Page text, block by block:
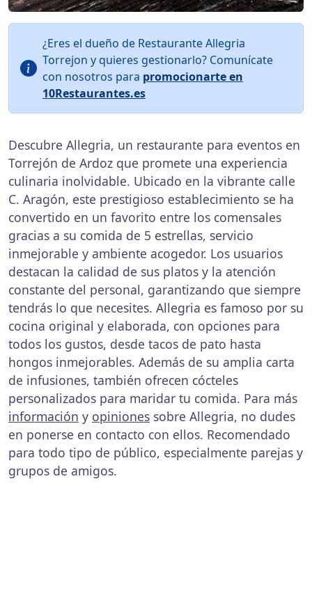
¿Eres el dueño de Restaurante Allegria
Torrejon y quieres gestionarlo? Comunícate
con nosotros para promocionarte en
10Restaurantes.es
Descubre Allegria, un restaurante para eventos en
Torrejón de Ardoz que promete una experiencia
culinaria inolvidable. Ubicado en la vibrante calle
C. Aragón, este prestigioso establecimiento se ha
convertido en un favorito entre los comensales
gracias a su comida de 5 estrellas, servicio
inmejorable y ambiente acogedor. Los usuarios
destacan la calidad de sus platos y la atención
constante del personal, garantizando que siempre
tendrás lo que necesites. Allegria es famoso por su
cocina original y elaborada, con opciones para
todos los gustos, desde tacos de pato hasta
hongos inmejorables. Además de su amplia carta
de infusiones, también ofrecen cócteles
personalizados para maridar tu comida. Para más
información y opiniones sobre Allegria, no dudes
en ponerse en contacto con ellos. Recomendado
para todo tipo de público, especialmente parejas y
grupos de amigos.